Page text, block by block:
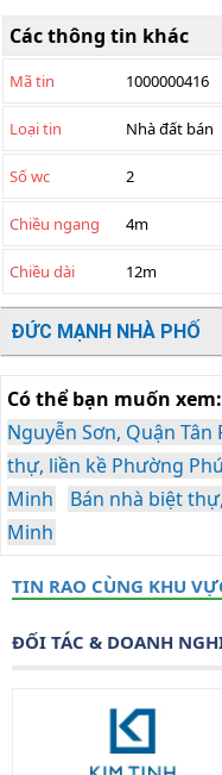
Các thông tin khác
Mã tin 1000000416
Loại tin Nhà đất bán
Số wc 2
Chiều ngang 4m
Chiều dài 12m
ĐỨC MẠNH NHÀ PHỐ
Có thể bạn muốn xem:
Nguyễn Sơn, Quận Tân
thự, liền kề Phường
Minh
Bán nhà biệt
Minh
TIN RAO CÙNG KHU
ĐỐI TÁC & DOANH